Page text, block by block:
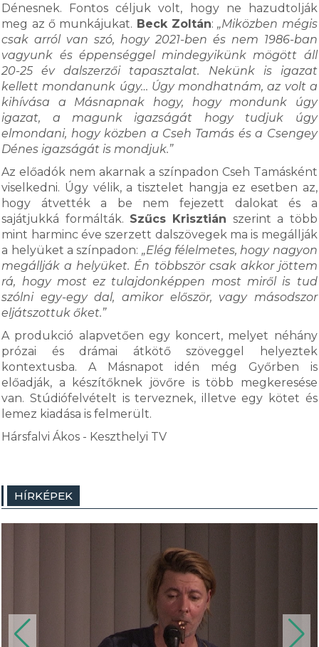
Dénesnek. Fontos céljuk volt, hogy ne hazudtolják
meg az ő munkájukat. Beck Zoltán:„Miközben mégis
csak arról van szó, hogy 2021-ben és nem 1986-ban
vagyunk és éppenséggel mindegyikünk mögött áll
20-25 év dalszerzői tapasztalat. Nekünk is igazat
kellett mondanunk úgy… Úgy mondhatnám, az volt a
kihívása a Másnapnak hogy, hogy mondunk úgy
igazat, a magunk igazságát hogy tudjuk úgy
elmondani, hogy közben a Cseh Tamás és a Csengey
Dénes igazságát is mondjuk.”
Az előadók nem akarnak a színpadon Cseh Tamásként
viselkedni. Úgy vélik, a tisztelet hangja ez esetben az,
hogy átvették a be nem fejezett dalokat és a
sajátjukká formálták. Szűcs Krisztián szerint a több
mint harminc éve szerzett dalszövegek ma is megállják
a helyüket a színpadon: „Elég félelmetes, hogy nagyon
megállják a helyüket. Én többször csak akkor jöttem
rá, hogy most ez tulajdonképpen most miről is tud
szólni egy-egy dal, amikor először, vagy másodszor
eljátszottuk őket.”
A produkció alapvetően egy koncert, melyet néhány
prózai és drámai átkötő szöveggel helyeztek
kontextusba. A Másnapot idén még Győrben is
előadják, a készítőknek jövőre is több megkeresése
van. Stúdiófelvételt is terveznek, illetve egy kötet és
lemez kiadása is felmerült.
Hársfalvi Ákos - Keszthelyi TV
HÍRKÉPEK